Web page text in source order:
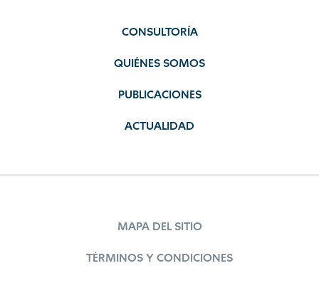
CONSULTORÍA
QUIÉNES SOMOS
PUBLICACIONES
ACTUALIDAD
MAPA DEL SITIO
TÉRMINOS Y CONDICIONES